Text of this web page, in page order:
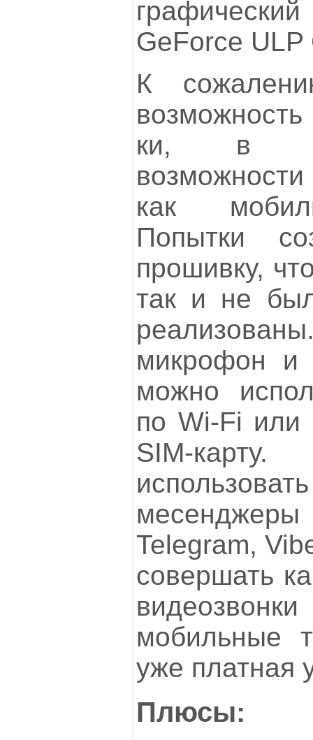
GeForce ULP
К
ки, в
как
Попытки
прошивку,
так и не
микрофон и
можно
по Wi-Fi или
SIM-
Telegram,
совершать
мобильные
уже платная
Плюсы: